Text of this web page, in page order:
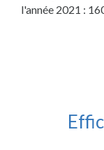
l'année 2021 :